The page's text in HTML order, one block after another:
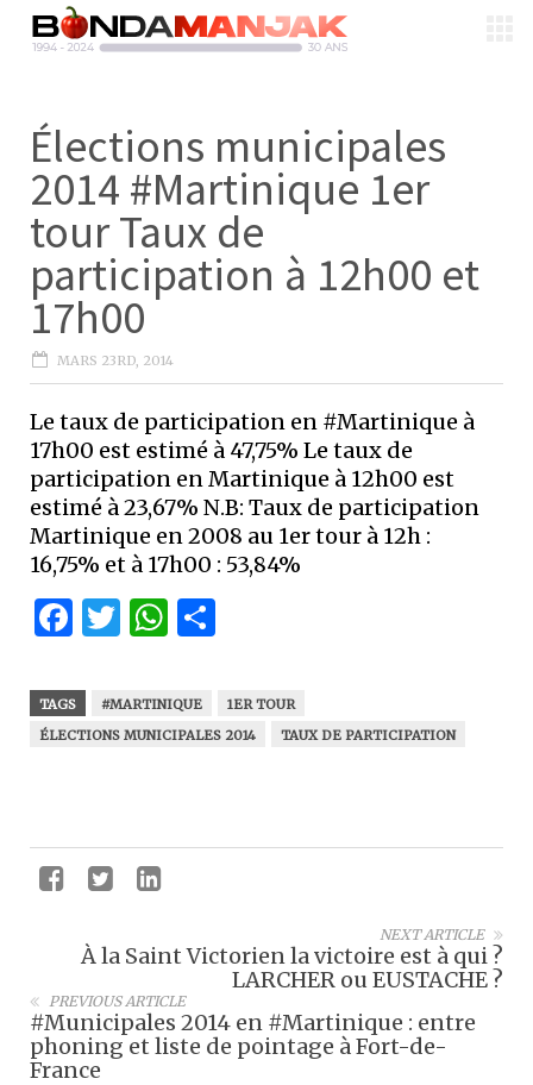
Élections municipales
2014 #Martinique 1er
tour Taux de
participation à 12h00 et
17h00
MARS 23RD, 2014
Le taux de participation en #Martinique à
17h00 est estimé à 47,75% Le taux de
participation en Martinique à 12h00 est
estimé à 23,67% N.B: Taux de participation
Martinique en 2008 au 1er tour à 12h :
16,75% et à 17h00 : 53,84%
Facebook
Twitter
WhatsApp
TAGS #MARTINIQUE
1ER TOUR
ÉLECTIONS MUNICIPALES 2014
TAUX DE PARTICIPATION
NEXT ARTICLE
À la Saint Victorien la victoire est à qui ?
LARCHER ou EUSTACHE ?
PREVIOUS ARTICLE
#Municipales 2014 en #Martinique : entre
phoning et liste de pointage à Fort-de-
France